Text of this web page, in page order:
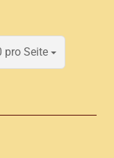
pro Seite
Seite